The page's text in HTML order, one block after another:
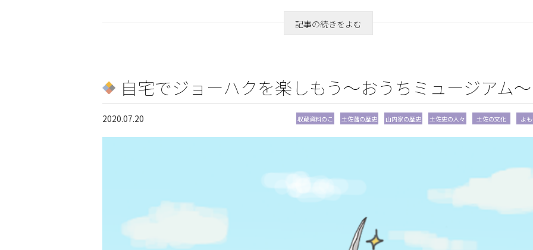
記事の続きをよむ
自宅でジョーハクを楽しもう～おうちミュージアム～
2020.07.20
収蔵資料のこ
土佐藩の歴史 山内家の歴史 土佐史の人々 土佐の文化 よ